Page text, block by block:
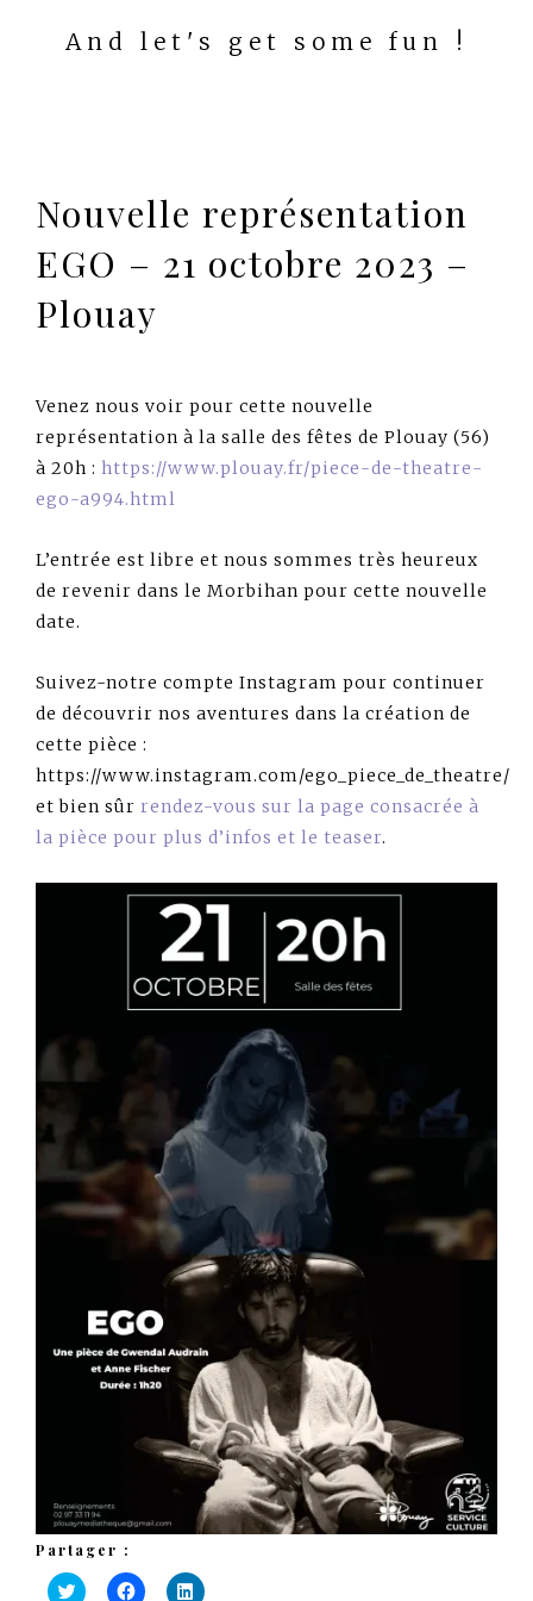
And let's get some fun !
Nouvelle représentation
EGO – 21 octobre 2023 –
Plouay
Venez nous voir pour cette nouvelle
représentation à la salle des fêtes de Plouay (56)
à 20h : https://www.plouay.fr/piece-de-theatre-
ego-a994.html
L’entrée est libre et nous sommes très heureux
de revenir dans le Morbihan pour cette nouvelle
date.
Suivez-notre compte Instagram pour continuer
de découvrir nos aventures dans la création de
cette pièce :
https://www.instagram.com/ego_piece_de_theatre/
et bien sûr rendez-vous sur la page consacrée à
la pièce pour plus d’infos et le teaser.
Partager :